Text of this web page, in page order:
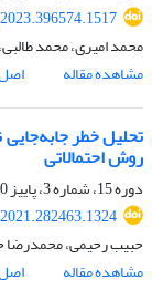
محمد امیری، محمد
مشاهده مقاله
تحلیل‌ خطر
روش احتمالاتی
دوره 15، شماره 3، پاییز 1400، صفحه
حبیب رحیمی،
مشاهده مقاله